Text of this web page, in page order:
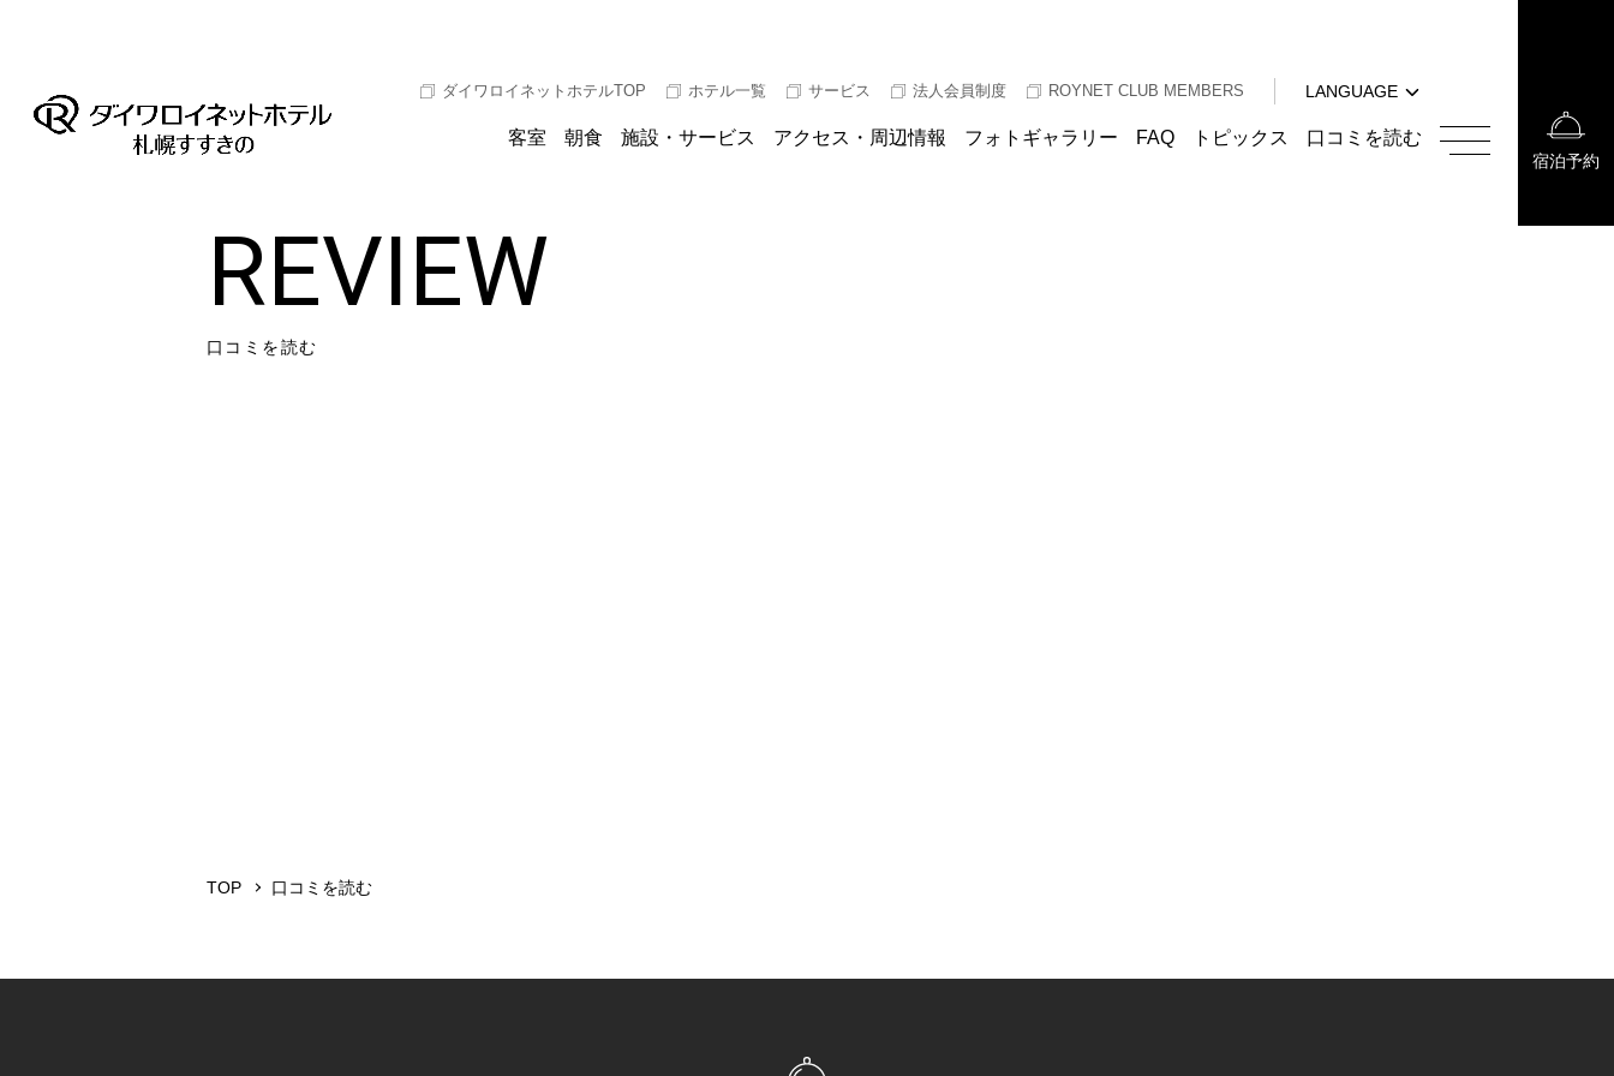
ダイワロイネットホテルTOP ホテル一覧 サービス 法人会員制度 ROYNET CLUB MEMBERS
LANGUAGE
English
客室 朝食 施設・サービス アクセス・周辺情報 フォトギャラリー FAQ トピックス 口コミを読む
REVIEW
口コミを読む
TOP 口コミを読む
한국어
宿泊予約